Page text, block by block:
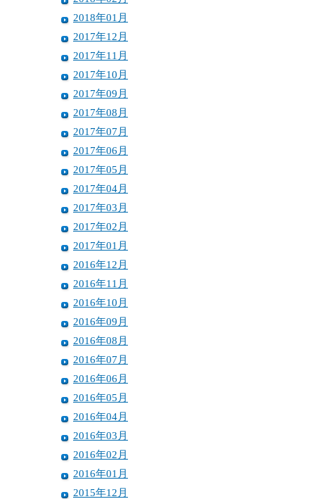
2018年01月
2017年12月
2017年11月
2017年10月
2017年09月
2017年08月
2017年07月
2017年06月
2017年05月
2017年04月
2017年03月
2017年02月
2017年01月
2016年12月
2016年11月
2016年10月
2016年09月
2016年08月
2016年07月
2016年06月
2016年05月
2016年04月
2016年03月
2016年02月
2016年01月
2015年12月